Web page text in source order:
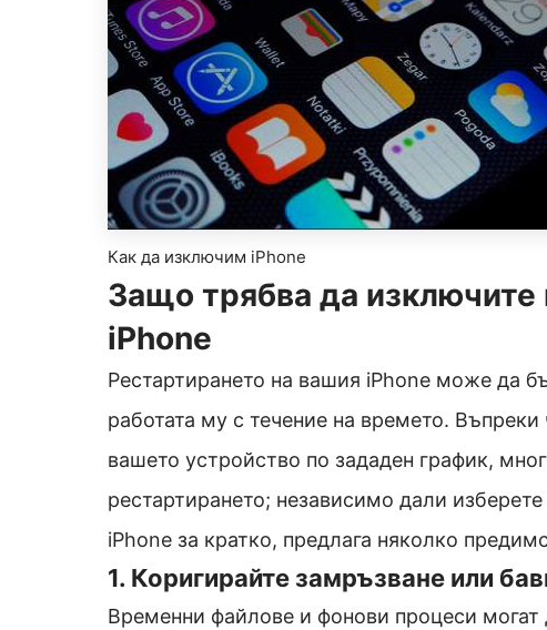
Как да изключим iPhone
Защо трябва да изключите
iPhone
Рестартирането на вашия iPhone може да
работата му с течение на времето.
вашето устройство по зададен график,
рестартирането; независимо дали
iPhone за кратко, предлага няколко
1. Коригирайте замръзване или
Временни файлове и фонови процеси могат